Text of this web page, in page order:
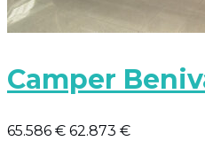
Camper
65.586 € 62.873 €